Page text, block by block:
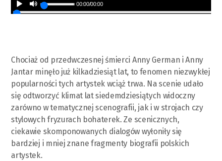
00:00/00:00
Chociaż od przedwczesnej śmierci Anny German i Anny
Jantar minęło już kilkadziesiąt lat, to fenomen niezwykłej
popularności tych artystek wciąż trwa. Na scenie udało
się odtworzyć klimat lat siedemdziesiątych widoczny
zarówno w tematycznej scenografii, jak i w strojach czy
stylowych fryzurach bohaterek. Ze scenicznych,
ciekawie skomponowanych dialogów wyłoniły się
bardziej i mniej znane fragmenty biografii polskich
artystek.